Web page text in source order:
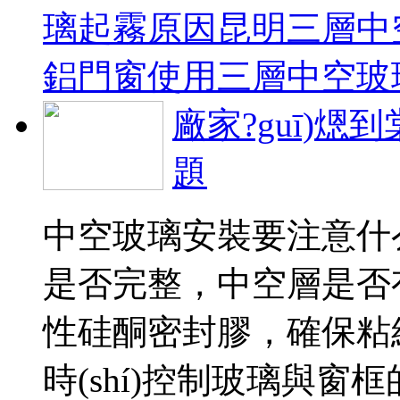
璃起霧原因 昆明三層
鋁門窗使用三層中空
廠家?guī)煾
題
中空玻璃安裝要注意
是否完整，中空層是否
性硅酮密封膠，確保
時(shí)控制玻璃與窗